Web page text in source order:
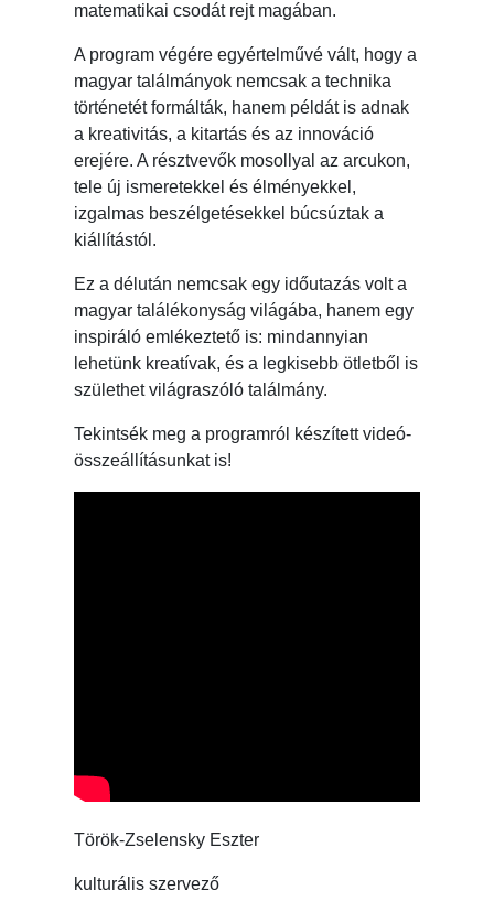
matematikai csodát rejt magában.
A program végére egyértelművé vált, hogy a
magyar találmányok nemcsak a technika
történetét formálták, hanem példát is adnak
a kreativitás, a kitartás és az innováció
erejére. A résztvevők mosollyal az arcukon,
tele új ismeretekkel és élményekkel,
izgalmas beszélgetésekkel búcsúztak a
kiállítástól.
Ez a délután nemcsak egy időutazás volt a
magyar találékonyság világába, hanem egy
inspiráló emlékeztető is: mindannyian
lehetünk kreatívak, és a legkisebb ötletből is
születhet világraszóló találmány.
Tekintsék meg a programról készített videó-
összeállításunkat is!
Török-Zselensky Eszter
kulturális szervező